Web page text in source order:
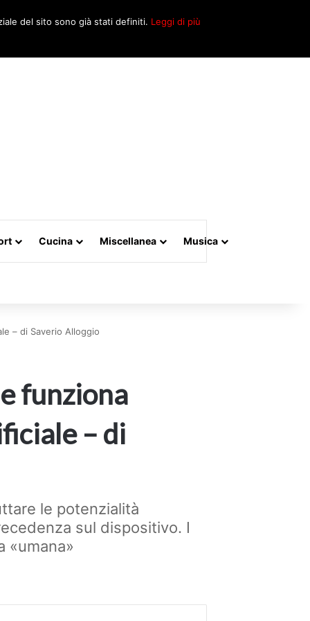
Cucina Miscellanea Musica
– di Saverio Alloggio
funziona
– di
le potenzialità
sul dispositivo. I
«umana»
del sito sono già stati definiti. Leggi di più